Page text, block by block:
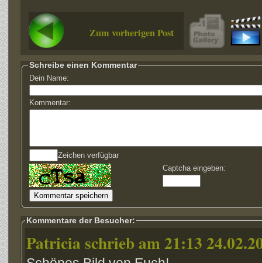
Zum vorherigen Post
Schreibe einen Kommentar
Dein Name:
Kommentar:
Zeichen verfügbar
Captcha eingeben:
Kommentare der Besucher:
Patricia schrieb am 21:13